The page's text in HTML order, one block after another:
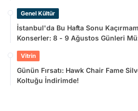
Genel Kültür
İstanbul'da Bu Hafta Sonu
Konserler: 8 - 9 Ağustos Günleri
Vitrin
Günün Fırsatı: Hawk Chair Fame
Koltuğu İndirimde!